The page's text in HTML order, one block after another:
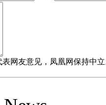
表网友意见，凤凰网保持中